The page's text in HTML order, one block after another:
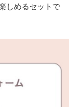
しめるセットで